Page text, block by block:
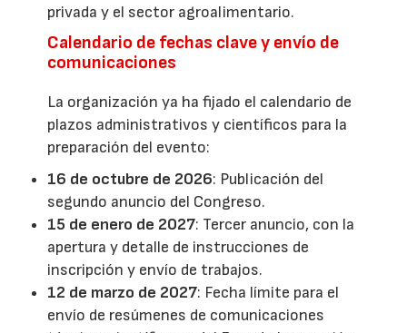
privada y el sector agroalimentario.
Calendario de fechas clave y envío de
comunicaciones
La organización ya ha fijado el calendario de
plazos administrativos y científicos para la
preparación del evento:
16 de octubre de 2026: Publicación del
segundo anuncio del Congreso.
15 de enero de 2027: Tercer anuncio, con la
apertura y detalle de instrucciones de
inscripción y envío de trabajos.
12 de marzo de 2027: Fecha límite para el
envío de resúmenes de comunicaciones